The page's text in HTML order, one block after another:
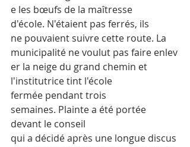
e les bœufs de la maîtresse
d'école. N'étaient pas ferrés, ils
ne pouvaient suivre cette route. La
municipalité ne voulut pas faire enlev
er la neige du grand chemin et
l'institutrice tint l'école
fermée pendant trois
semaines. Plainte a été portée
devant le conseil
qui a décidé après une longue discus